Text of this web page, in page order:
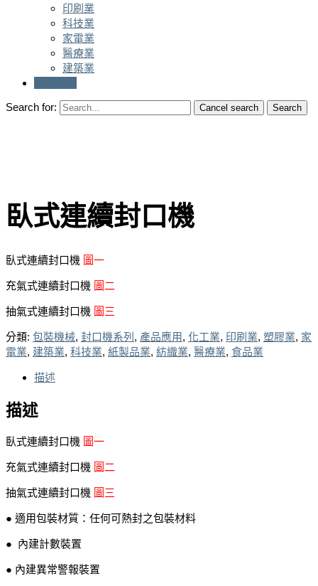
印刷業
科技業
家電業
醫療業
建築業
Search for:
Cancel search Search
臥式連續封口機
臥式連續封口機 圖一
充氣式連續封口機 圖二
抽氣式連續封口機 圖三
分類: 包裝機械, 封口機系列 , 產品應用, 化工業, 印刷業, 塑膠業, 家
電業, 建築業, 科技業, 紙製品業, 紡織業, 醫療業, 食品業
描述
描述
臥式連續封口機 圖一
充氣式連續封口機 圖二
抽氣式連續封口機 圖三
● 適用包裝材質：任何可熱封之包裝材料
● 內建計數裝置
● 內建異常警報裝置